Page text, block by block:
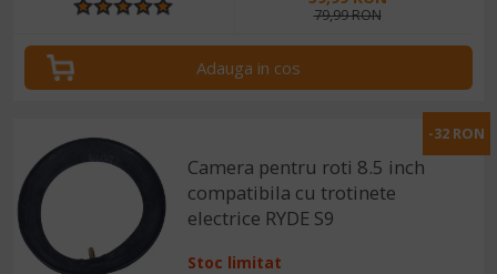
79,99 RON
Adauga in cos
-32 RON
Camera pentru roti 8.5 inch
compatibila cu trotinete
electrice RYDE S9
Stoc limitat